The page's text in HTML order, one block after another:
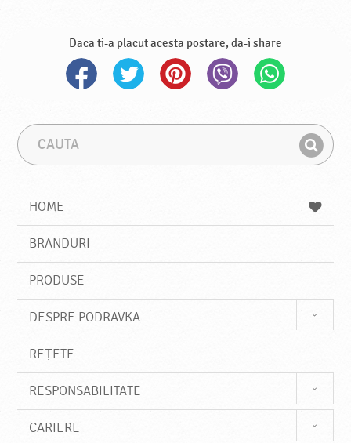
Daca ti-a placut acesta postare, da-i share
C
a
a
G
s
e
e
HOME
BRANDURI
PRODUSE
DESPRE PODRAVKA
REȚETE
RESPONSABILITATE
CARIERE